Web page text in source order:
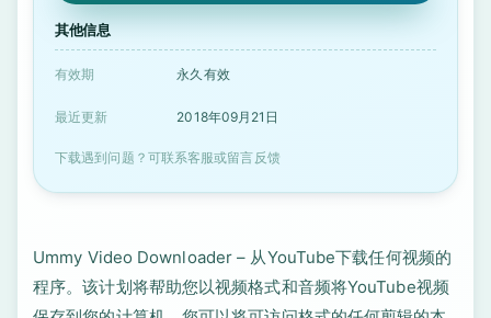
其他信息
有效期 永久有效
最近更新 2018年09月21日
下载遇到问题？可联系客服或留言反馈
Ummy Video Downloader – 从YouTube下载任何视频的
程序。该计划将帮助您以视频格式和音频将YouTube视频